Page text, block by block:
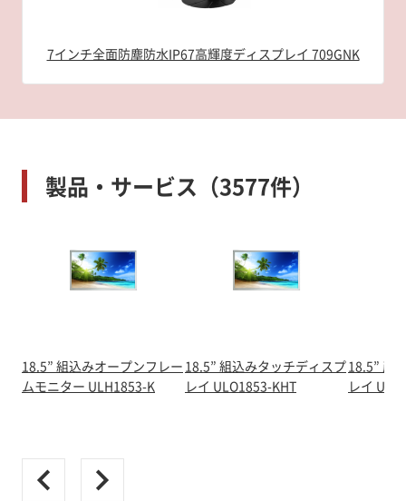
7インチ全面防塵防水IP67高輝度ディスプレイ 709GNK
製品・サービス（3577件）
18.5” 組込みオープンフレー
ムモニター ULH1853-K
18.5” 組込みタッチディスプ
レイ ULO1853-KHT
18.5” 産
レイ